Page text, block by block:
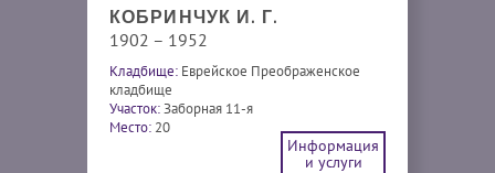
КОБРИНЧУК И. Г.
1902 – 1952
Кладбище: Еврейское Преображенское
кладбище
Участок:Заборная 11-я
Место: 20
Информация
и услуги